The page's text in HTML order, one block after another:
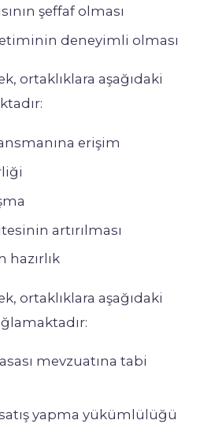
şeffaf olması
deneyimli olması
ortaklıklara aşağıdaki
erişim
artırılması
hazırlık
ortaklıklara aşağıdaki
mevzuatına tabi
yapma yükümlülüğü